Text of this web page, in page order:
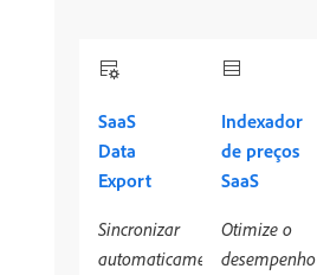
SaaS
Data
Export
Sincronizar
automaticamente
Indexador
de preços
SaaS
Otimize o
desempenho